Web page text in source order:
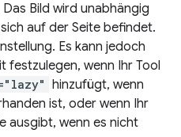
Bild wird unabhängig
auf der Seite befindet.
Es kann jedoch
festzulegen, wenn Ihr Tool
hinzufügt, wenn
ist, oder wenn Ihr
ausgibt, wenn es nicht